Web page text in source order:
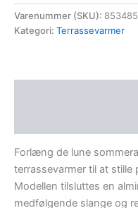
Varenummer (SKU):
Kategori: Terrassevarmer
Forlæng de lune
terrassevarmer til at stille
Modellen tilsluttes en
medfølgende slange og